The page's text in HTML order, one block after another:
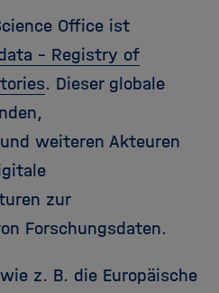
Office ist
- Registry of
. Dieser globale
weiteren Akteuren
zur
Forschungsdaten.
z. B. die Europäische